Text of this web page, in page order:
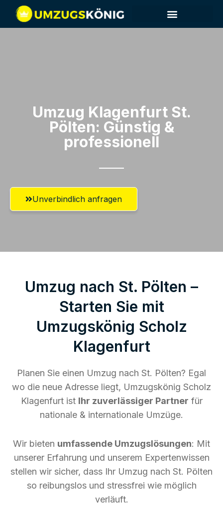
Umzug Klagenfurt​ St.
Pölten: Günstig &
professionell​
Unverbindlich anfragen
Umzug nach St. Pölten –
Starten Sie mit
Umzugskönig Scholz
Klagenfurt
Planen Sie einen Umzug nach St. Pölten? Egal
wo die neue Adresse liegt, Umzugskönig Scholz
Klagenfurt ist Ihr zuverlässiger Partner für
nationale & internationale Umzüge.
Wir bieten umfassende Umzugslösungen: Mit
unserer Erfahrung und unserem Expertenwissen
stellen wir sicher, dass Ihr Umzug nach St. Pölten
so reibungslos und stressfrei wie möglich
verläuft.